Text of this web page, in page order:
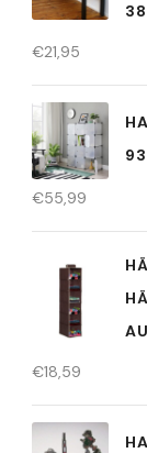
€21,95
93
€55,99
€18,59